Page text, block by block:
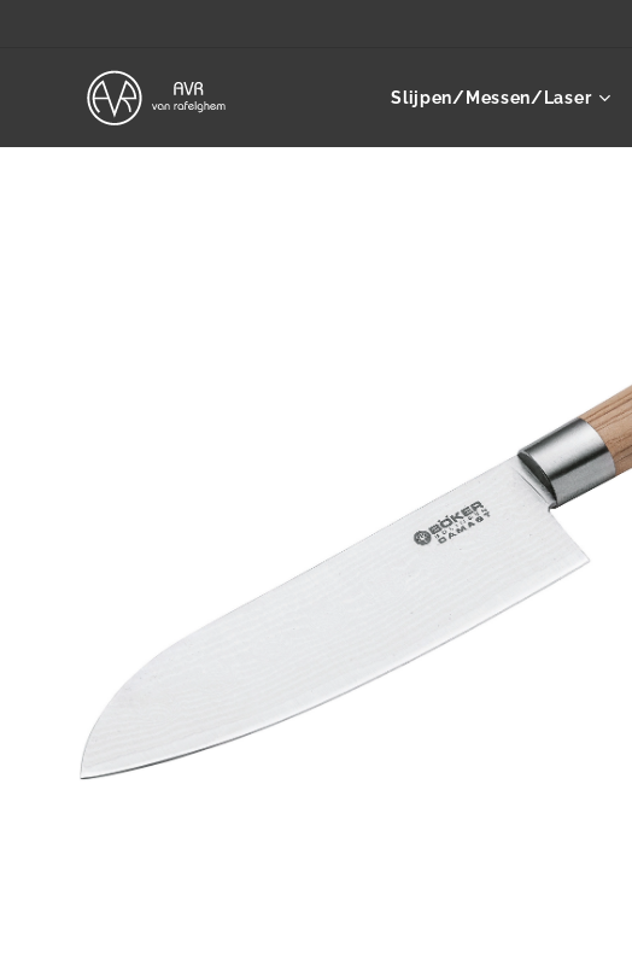
Slijpen/Messen/Laser